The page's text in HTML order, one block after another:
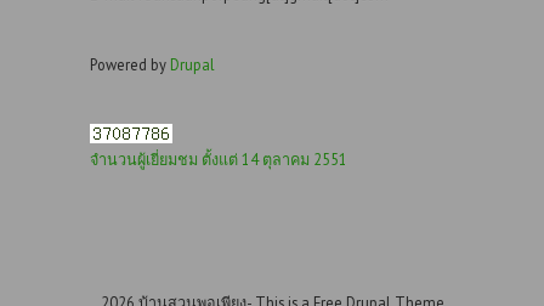
Powered by Drupal
จำนวนผู้เยี่ยมชม ตั้งแต่ 14 ตุลาคม 2551